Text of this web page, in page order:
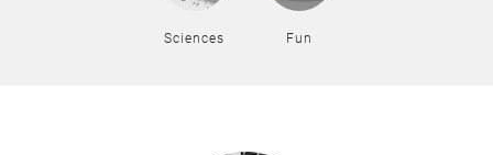
Sciences Fun